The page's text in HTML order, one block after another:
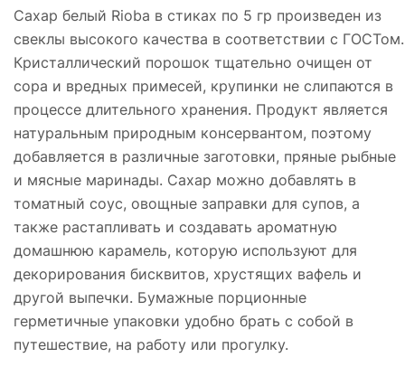
Сахар белый Rioba в стиках по 5 гр произведен из
свеклы высокого качества в соответствии с ГОСТом.
Кристаллический порошок тщательно очищен от
сора и вредных примесей, крупинки не слипаются в
процессе длительного хранения. Продукт является
натуральным природным консервантом, поэтому
добавляется в различные заготовки, пряные рыбные
и мясные маринады. Сахар можно добавлять в
томатный соус, овощные заправки для супов, а
также растапливать и создавать ароматную
домашнюю карамель, которую используют для
декорирования бисквитов, хрустящих вафель и
другой выпечки. Бумажные порционные
герметичные упаковки удобно брать с собой в
путешествие, на работу или прогулку.